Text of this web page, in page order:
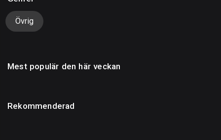
Övrig
Mest populär den här veckan
Rekommenderad